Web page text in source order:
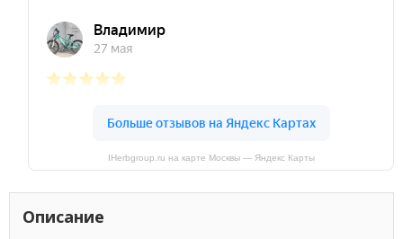
IHerbgroup.ru на карте Москвы — Яндекс Карты
Описание